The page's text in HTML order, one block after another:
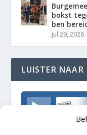
bokst
ben
jul 29, 2026
LUISTER NAAR